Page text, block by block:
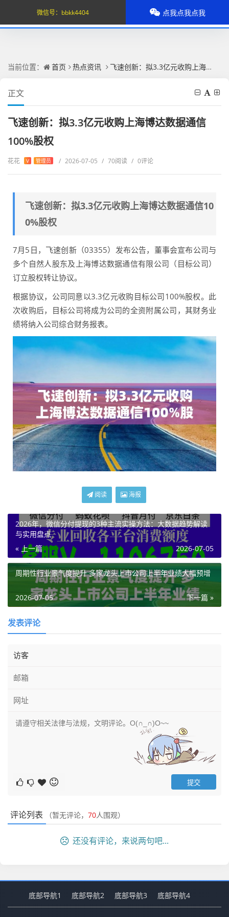
当前位置： 首页 热点资讯 飞速创新：拟3.3亿元收购上海博达数据通信100%股权
正文
飞速创新：拟3.3亿元收购上海博达数据通信
100%股权
花花 V 管理员 / 2026-07-05 / 70阅读 / 0评论
飞速创新：拟3.3亿元收购上海博达数据通信10
0%股权
7月5日，飞速创新（03355）发布公告，董事会宣布公司与
多个自然人股东及上海博达数据通信有限公司（目标公司）
订立股权转让协议。
根据协议，公司同意以3.3亿元收购目标公司100%股权。此
次收购后，目标公司将成为公司的全资附属公司，其财务业
绩将纳入公司综合财务报表。
阅读 海报
2026年，微信分付提现的3种主流实操方法：大数据趋势解读
与实用盘点
« 上一篇
2026-07-05
周期性行业景气度提升 多家龙头上市公司上半年业绩大幅预增
下一篇 »
2026-07-05
发表评论
评论列表 （暂无评论， 70人围观）
还没有评论，来说两句吧...
底部导航1 底部导航2 底部导航3 底部导航4
微信号： bbkk4404 点我点我点我